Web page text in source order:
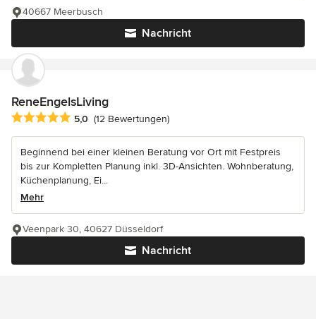
Nachricht
40667 Meerbusch
ReneEngelsLiving
Durchschnittliche Bewertung: 5 von 5 Sternen
5,0 (12 Bewertungen)
Beginnend bei einer kleinen Beratung vor Ort mit Festpreis
bis zur Kompletten Planung inkl. 3D-Ansichten. Wohnberatung,
Küchenplanung, Ei...
Mehr
Nachricht
Veenpark 30, 40627 Düsseldorf